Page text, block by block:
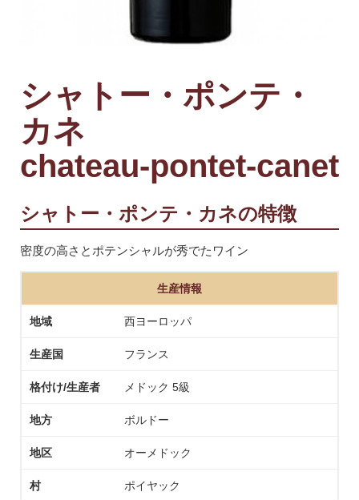
シャトー・ポンテ・
カネ
chateau-pontet-canet
シャトー・ポンテ・カネの特徴
密度の高さとポテンシャルが秀でたワイン
生産情報
地域 西ヨーロッパ
生産国 フランス
格付け/生産者 メドック 5級
地方 ボルドー
地区 オーメドック
村 ポイヤック